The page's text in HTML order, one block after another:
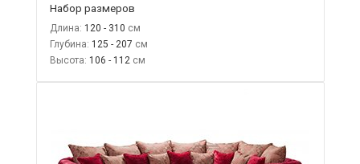
Набор размеров
Длина: 120 - 310
Глубина: 125 - 207
Высота: 106 - 112